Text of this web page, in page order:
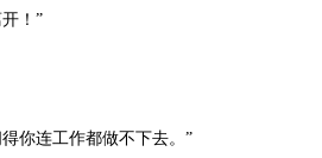
！”
你连工作都做不下去。”